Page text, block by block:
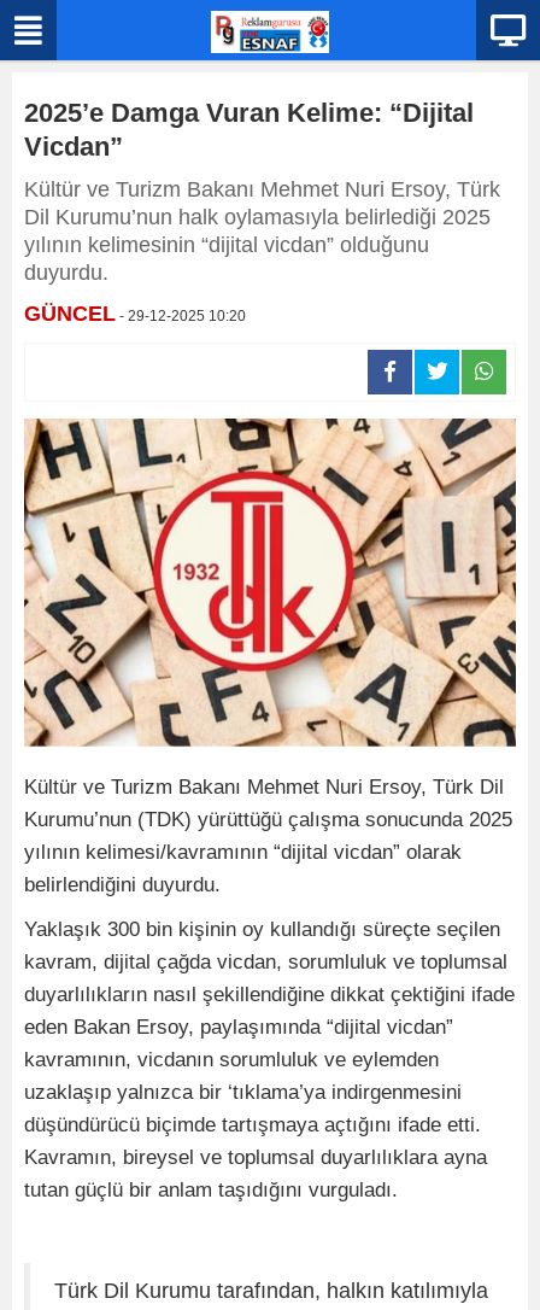
2025’e Damga Vuran Kelime: “Dijital
Vicdan”
Kültür ve Turizm Bakanı Mehmet Nuri Ersoy, Türk
Dil Kurumu’nun halk oylamasıyla belirlediği 2025
yılının kelimesinin “dijital vicdan” olduğunu
duyurdu.
GÜNCEL - 29-12-2025 10:20
Kültür ve Turizm Bakanı Mehmet Nuri Ersoy, Türk Dil
Kurumu’nun (TDK) yürüttüğü çalışma sonucunda 2025
yılının kelimesi/kavramının “dijital vicdan” olarak
belirlendiğini duyurdu.
Yaklaşık 300 bin kişinin oy kullandığı süreçte seçilen
kavram, dijital çağda vicdan, sorumluluk ve toplumsal
duyarlılıkların nasıl şekillendiğine dikkat çektiğini ifade
eden Bakan Ersoy, paylaşımında “dijital vicdan”
kavramının, vicdanın sorumluluk ve eylemden
uzaklaşıp yalnızca bir ‘tıklama’ya indirgenmesini
düşündürücü biçimde tartışmaya açtığını ifade etti.
Kavramın, bireysel ve toplumsal duyarlılıklara ayna
tutan güçlü bir anlam taşıdığını vurguladı.
Türk Dil Kurumu tarafından, halkın katılımıyla